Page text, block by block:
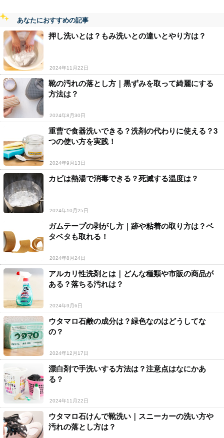
あなたにおすすめの記事
押し洗いとは？もみ洗いとの違いとやり方は？
2024年11月22日
靴の汚れの落とし方｜黒ずみを取って綺麗にする
方法は？
2024年8月30日
重曹で食器洗いできる？洗剤の代わりに使える？3
つの使い方を実践！
2024年9月13日
カビは熱湯で消毒できる？死滅する温度は？
2024年10月25日
ガムテープの剥がし方｜跡や粘着の取り方は？ベ
タベタも取れる！
2024年8月24日
アルカリ性洗剤とは｜どんな種類や市販の商品が
ある？落ちる汚れは？
2024年9月6日
ウタマロ石鹸の成分は？緑色なのはどうしてな
の？
2024年12月17日
漂白剤で手洗いする方法は？注意点はなにかあ
る？
2024年11月22日
ウタマロ石けんで靴洗い｜スニーカーの洗い方や
汚れの落とし方は？